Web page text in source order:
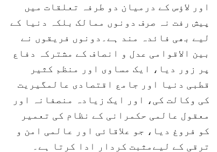
اور لاؤس کے درمیان دو طرفہ تعلقات میں
پیش رفت نہ صرف دونوں ممالک بلکہ دنیا کے
لیے بھی فائدہ مند ہے۔دونوں فریقوں نے
بین الاقوامی عدل و انصاف کے مشترکہ دفاع
پر زور دیا، ایک مساوی اور منظم کثیر
قطبی دنیا اور جامع اقتصادی عالمگیریت
کی وکالت کی، اور ایک زیادہ منصفانہ اور
معقول عالمی حکمرانی کے نظام کی تعمیر
کو فروغ دیا، جو علاقائی اور عالمی امن و
ترقی کے لیےمثبت کردار ادا کرتا ہے۔